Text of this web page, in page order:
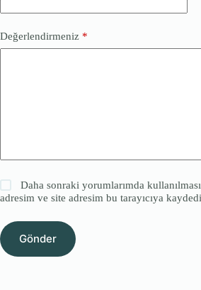
Değerlendirmeniz *
Daha sonraki yorumlarımda
adresim ve site adresim bu tarayıcıya
Gönder